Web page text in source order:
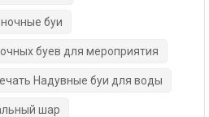
буи
буев для мероприятия
Надувные буи для воды
шар